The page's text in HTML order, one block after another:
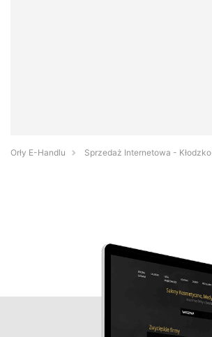
Orły E-Handlu Sprzedaż Internetowa - Kłodzko